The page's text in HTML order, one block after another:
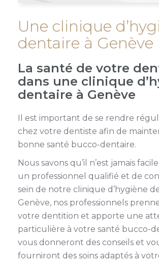
Une clinique
dentaire à Genève
La santé de votre
dans une clinique
dentaire à Genève
Il est important de se rendre
chez votre dentiste afin de
bonne santé bucco-dentaire.
Nous savons qu’il n’est jamais
un professionnel qualifié et de
sein de notre clinique d’hygiène
Genève, nos professionnels
votre dentition et apporte une
particulière à votre santé bucco-
vous donneront des conseils et
fourniront des soins adaptés à